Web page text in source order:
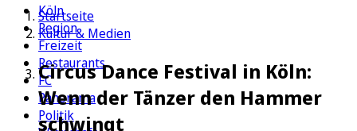
Köln
Region
Freizeit
Restaurants
FC
Panorama
Politik
Startseite
Kultur & Medien
Circus Dance Festival in Köln:
Wenn der Tänzer den Hammer
schwingt